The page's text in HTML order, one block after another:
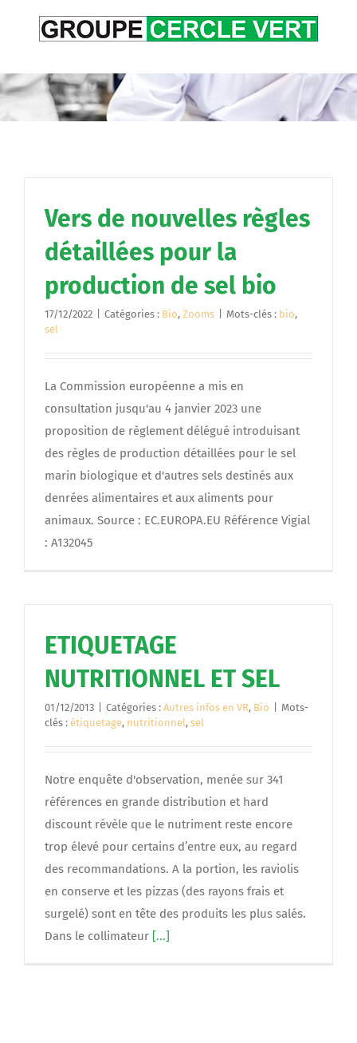
Vers de nouvelles règles
détaillées pour la
production de sel bio
17/12/2022 Catégories : Bio, Zooms Mots-clés : bio,
sel
La Commission européenne a mis en
consultation jusqu'au 4 janvier 2023 une
proposition de règlement délégué introduisant
des règles de production détaillées pour le sel
marin biologique et d'autres sels destinés aux
denrées alimentaires et aux aliments pour
animaux. Source : EC.EUROPA.EU Référence Vigial
: A132045
ETIQUETAGE
NUTRITIONNEL ET SEL
01/12/2013 Catégories : Autres infos en VR, Bio
Mots-
clés : étiquetage, nutritionnel, sel
Notre enquête d'observation, menée sur 341
références en grande distribution et hard
discount révèle que le nutriment reste encore
trop élevé pour certains d’entre eux, au regard
des recommandations. A la portion, les raviolis
en conserve et les pizzas (des rayons frais et
surgelé) sont en tête des produits les plus salés.
Dans le collimateur [...]